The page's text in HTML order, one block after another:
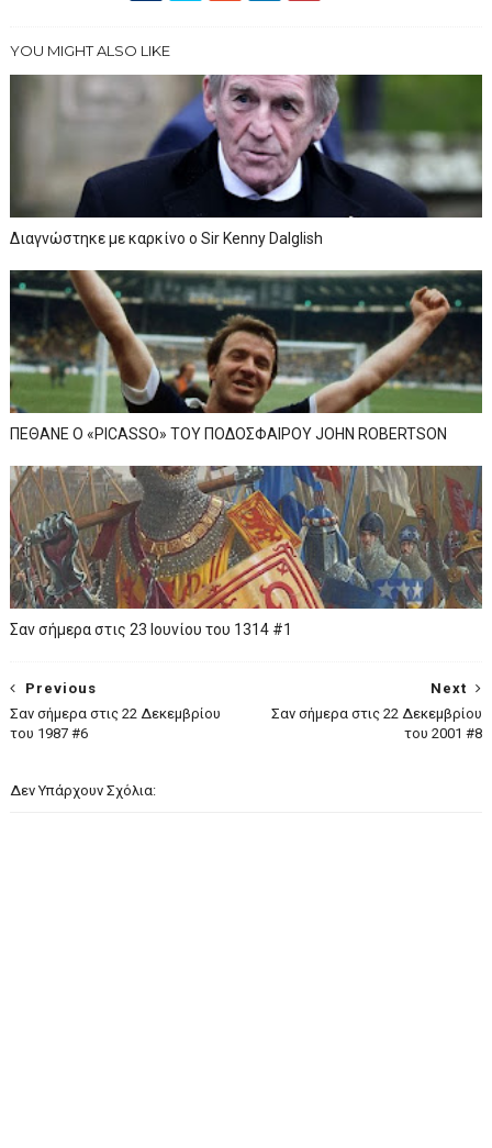
YOU MIGHT ALSO LIKE
Διαγνώστηκε με καρκίνο ο Sir Kenny Dalglish
ΠΕΘΑΝΕ Ο «PICASSO» TOY ΠΟΔΟΣΦΑΙΡΟΥ JOHN ROBERTSON
Σαν σήμερα στις 23 Ιουνίου του 1314 #1
Next
Σαν σήμερα στις 22 Δεκεμβρίου
του 2001 #8
Previous
Σαν σήμερα στις 22 Δεκεμβρίου
του 1987 #6
Δεν Υπάρχουν Σχόλια: